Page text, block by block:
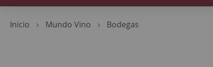
Inicio Mundo Vino Bodegas